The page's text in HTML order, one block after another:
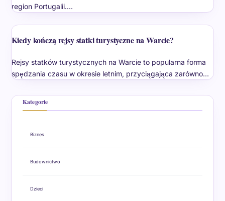
region Portugalii.…
Kiedy kończą rejsy statki turystyczne na Warcie?
Rejsy statków turystycznych na Warcie to popularna forma
spędzania czasu w okresie letnim, przyciągająca zarówno…
Kategorie
Biznes
Budownictwo
Dzieci